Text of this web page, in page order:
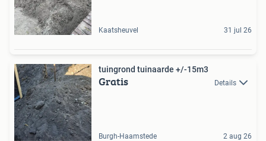
Kaatsheuvel 31 jul 26
tuingrond tuinaarde +/-15m3
Gratis Details
Burgh-Haamstede 2 aug 26